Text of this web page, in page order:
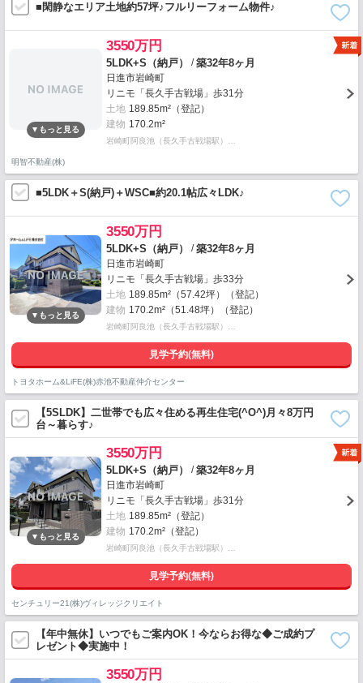
■閑静なエリア土地約57坪♪フルリーフォーム物件♪
3550万円
5LDK+S（納戸） /築32年8ヶ月
日進市岩崎町
リニモ「長久手古戦場」歩31分
土地 189.85m²（登記）
建物 170.2m²
岩崎町阿良池（長久手古戦場駅）…
明智不動産(株)
■5LDK＋S(納戸)＋WSC■約20.1帖広々LDK♪
3550万円
5LDK+S（納戸） /築32年8ヶ月
日進市岩崎町
リニモ「長久手古戦場」歩33分
土地 189.85m²（57.42坪）（登記）
建物 170.2m²（51.48坪）（登記）
岩崎町阿良池（長久手古戦場駅）…
見学予約(無料)
トヨタホーム&LiFE(株)赤池不動産仲介センター
【5SLDK】二世帯でも広々住める再生住宅(^O^)月々8万円
台～暮らす♪
3550万円
5LDK+S（納戸） /築32年8ヶ月
日進市岩崎町
リニモ「長久手古戦場」歩31分
土地 189.85m²（登記）
建物 170.2m²（登記）
岩崎町阿良池（長久手古戦場駅）…
見学予約(無料)
センチュリー21(株)ヴィレッジクリエイト
【年中無休】いつでもご案内OK！今ならお得な◆ご成約プ
レゼント◆実施中！
3550万円